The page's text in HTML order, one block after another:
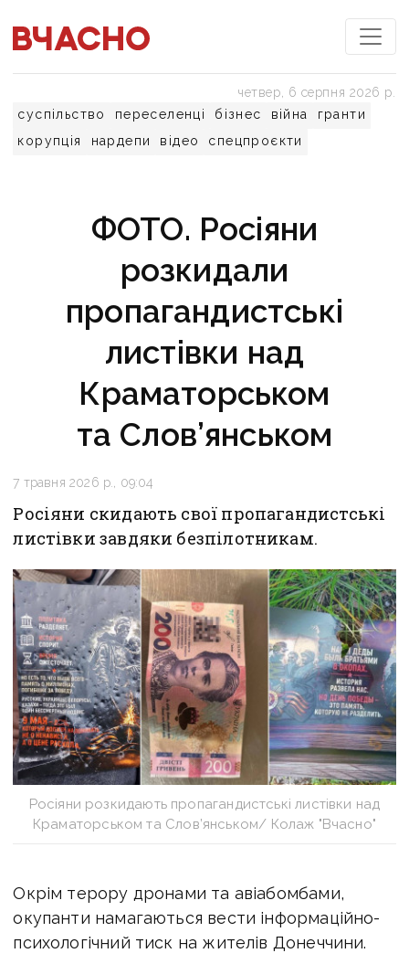
суспільство переселенці бізнес війна
гранти
корупція
нардепи відео спецпроєкти
четвер, 6 серпня 2026 р.
ФОТО. Росіяни
розкидали
пропагандистські
листівки над
Краматорськом
та Слов’янськом
7 травня 2026 р., 09:04
Росіяни скидають свої пропагандистські
листівки завдяки безпілотникам.
Росіяни розкидають пропагандистські листівки над
Краматорськом та Слов’янськом/ Колаж "Вчасно"
Окрім терору дронами та авіабомбами,
окупанти намагаються вести інформаційно-
психологічний тиск на жителів Донеччини.